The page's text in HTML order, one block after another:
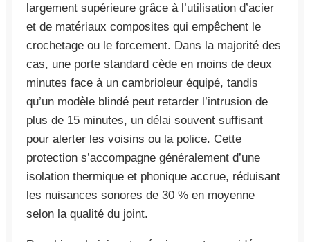
largement supérieure grâce à l’utilisation d’acier
et de matériaux composites qui empêchent le
crochetage ou le forcement. Dans la majorité des
cas, une porte standard cède en moins de deux
minutes face à un cambrioleur équipé, tandis
qu’un modèle blindé peut retarder l’intrusion de
plus de 15 minutes, un délai souvent suffisant
pour alerter les voisins ou la police. Cette
protection s’accompagne généralement d’une
isolation thermique et phonique accrue, réduisant
les nuisances sonores de 30 % en moyenne
selon la qualité du joint.